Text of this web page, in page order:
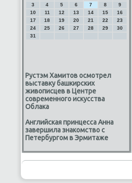
3
4 5 6 7 8
9
10
11 12 13 14 15
16
17
18 19 20 21 22
23
24
25 26 27 28 29
30
31
Рустэм Хамитов осмотрел
выставку башкирских
живописцев в Центре
современного искусства
Облака
Английская принцесса Анна
завершила знакомство с
Петербургом в Эрмитаже